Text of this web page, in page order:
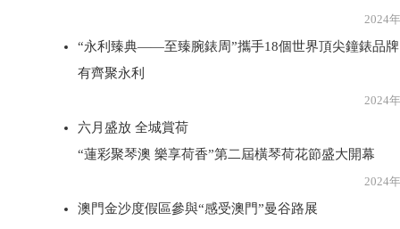
2024年6月14
“永利臻典―—至臻腕錶周”攜手18個世界頂尖鐘錶品
有齊聚永利
2024年6月14
六月盛放 全城賞荷
“蓮彩聚琴澳 樂享荷香”第二屆橫琴荷花節盛大開幕
2024年6月14
澳門金沙度假區參與“感受澳門”曼谷路展